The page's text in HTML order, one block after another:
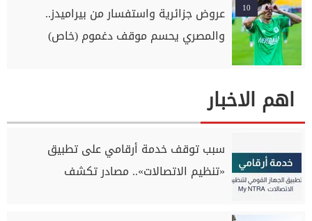
10
عروض جزائرية واستفسار من بيراميدز..
والمصري يحسم موقف دغموم (خاص)
اهم الاخبار
سبب توقف خدمة أرقامي على تطبيق
«تنظيم الاتصالات».. مصادر تكشف